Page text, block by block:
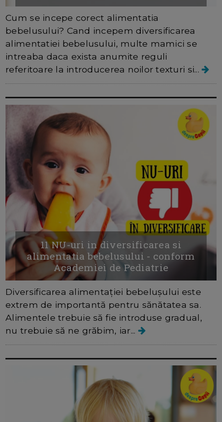
Cum se incepe corect alimentatia
bebelusului? Cand incepem diversificarea
alimentatiei bebelusului, multe mamici se
intreaba daca exista anumite reguli
referitoare la introducerea noilor texturi si...
11 NU-uri in diversificarea si
alimentatia bebelusului - conform
Academiei de Pediatrie
Diversificarea alimentației bebelușului este
extrem de importantă pentru sănătatea sa.
Alimentele trebuie să fie introduse gradual,
nu trebuie să ne grăbim, iar...